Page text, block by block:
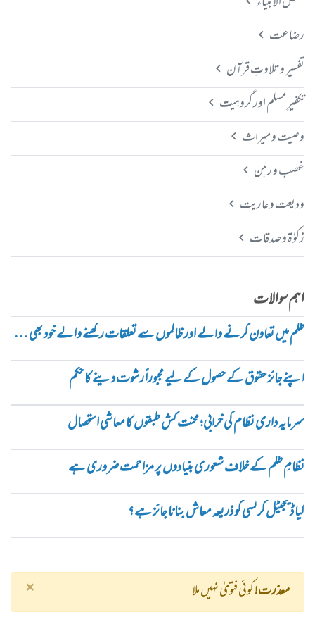
رضاعت
تفسیر و تلاوتِ قرآن
تکفیرِ مسلم اور گروہیت
وصیت و میراث
غصب و رہن
ودیعت و عاریت
زکوٰۃ و صدقات
اہم سوالات
ظلم میں تعاون کرنے والے اور ظالموں سے تعلقات رکھنے والے خود بھی ظالم ہیں
اپنے جائز حقوق کے حصول کے لیے مجبوراً رشوت دینے کا حکم
سرمایہ داری نظام کی خرابی؛ محنت کش طبقوں کا معاشی استحصال
نظامِ ظلم کے خلاف شعوری بنیادوں پر مزاحمت ضروری ہے
کیا ڈیجیٹل کرنسی کو ذریعہ معاش بنانا جائز ہے؟
معذرت!کوئی فتویٰ نہیں ملا ×